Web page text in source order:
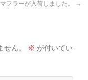
マフラーが入荷しました。
→
ん。 ※ が付いてい